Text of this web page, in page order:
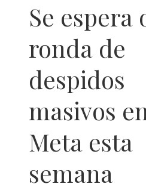
Se espera
ronda de
despidos
masivos
Meta esta
semana